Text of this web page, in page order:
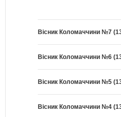
Вісник Коломаччини №7
Вісник Коломаччини №6
Вісник Коломаччини №5
Вісник Коломаччини №4